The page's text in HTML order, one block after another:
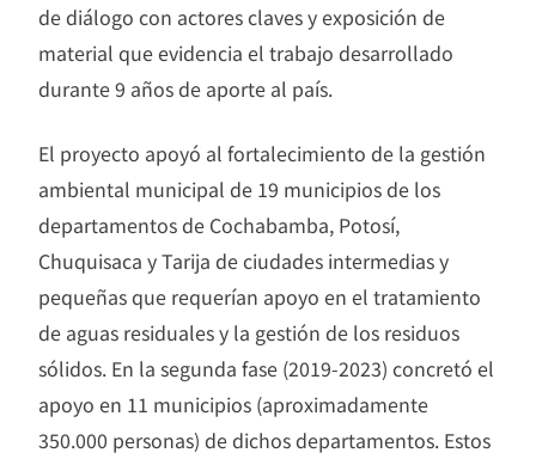
de diálogo con actores claves y exposición de
material que evidencia el trabajo desarrollado
durante 9 años de aporte al país.
El proyecto apoyó al fortalecimiento de la gestión
ambiental municipal de 19 municipios de los
departamentos de Cochabamba, Potosí,
Chuquisaca y Tarija de ciudades intermedias y
pequeñas que requerían apoyo en el tratamiento
de aguas residuales y la gestión de los residuos
sólidos. En la segunda fase (2019-2023) concretó el
apoyo en 11 municipios (aproximadamente
350.000 personas) de dichos departamentos. Estos